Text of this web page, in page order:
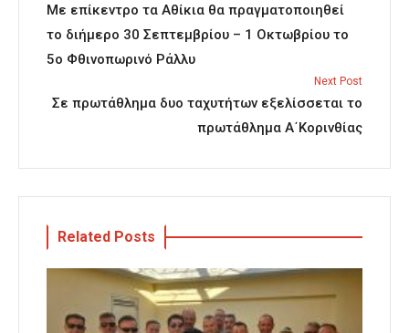
Με επίκεντρο τα Αθίκια θα πραγματοποιηθεί
το διήμερο 30 Σεπτεμβρίου – 1 Οκτωβρίου το
5ο Φθινοπωρινό Ράλλυ
Next Post
Σε πρωτάθλημα δυο ταχυτήτων εξελίσσεται το
πρωτάθλημα Α΄Κορινθίας
Related Posts